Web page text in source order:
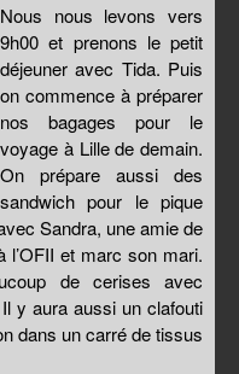
Nous nous levons vers
9h00 et prenons le petit
déjeuner avec Tida. Puis
on commence à préparer
nos bagages pour le
voyage à Lille de demain.
On prépare aussi des
sandwich pour le pique
Sandra, une amie de
l’OFII et marc son mari.
de cerises avec
y aura aussi un clafouti
dans un carré de tissus